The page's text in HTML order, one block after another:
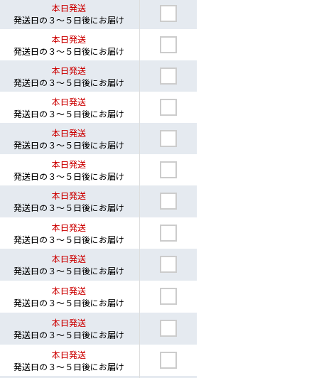
本日発送
発送日の３～５日後にお届け
本日発送
発送日の３～５日後にお届け
本日発送
発送日の３～５日後にお届け
本日発送
発送日の３～５日後にお届け
本日発送
発送日の３～５日後にお届け
本日発送
発送日の３～５日後にお届け
本日発送
発送日の３～５日後にお届け
本日発送
発送日の３～５日後にお届け
本日発送
発送日の３～５日後にお届け
本日発送
発送日の３～５日後にお届け
本日発送
発送日の３～５日後にお届け
本日発送
発送日の３～５日後にお届け